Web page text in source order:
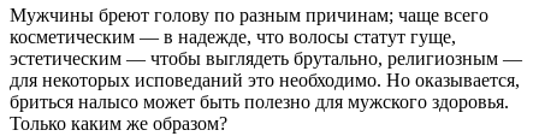
Мужчины бреют голову по разным причинам; чаще всего
косметическим — в надежде, что волосы статут гуще,
эстетическим — чтобы выглядеть брутально, религиозным —
для некоторых исповеданий это необходимо. Но оказывается,
бриться налысо может быть полезно для мужского здоровья.
Только каким же образом?